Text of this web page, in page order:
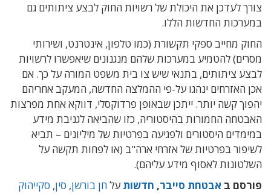
צורך לעדכן את היכולת של רשויות החוק לבצע ציתותים גם
במערכות החדשות הללו.
החוק מחייב ספקי תקשורת (כמו טלפון, אינטרנט, ושירותי
מסרים) להטמיע במערכות שלהם מנגנונים שיאפשרו לרשויות
לבצע ציתותים, בתנאי שיש צו בית משפט המורה על כך. אם
אכן האזרחים ינהגו על-פי ההמלצה החדשה, המעקב אחריהם
יהפוך קשה יותר. ייתכן שבאופן פרדוקסלי, דווקא אחת מפרצות
האבטחה החמורות בהיסטוריה, כזו שהביאה לגניבת מידע
במימדים היסטורים ולפגיעה בפרטיות של מיליונים – תביא
לשיפור בפרטיות של אזרחי ארה"ב (או לפחות תקשה על
השלטונות לאסוף מידע עליהם).
פורסם ב אבטחת סייבר, חדשות עלחן בורשן, סין, סקייהוק